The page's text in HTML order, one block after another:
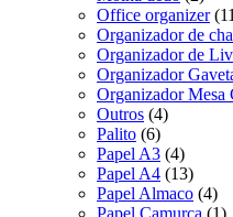
Office organizer
Organizador de
Organizador de
Organizador
Organizador Mesa
Outros (4)
Palito (6)
Papel A3 (4)
Papel A4 (13)
Papel Almaco (4)
Papel Camurca (1)